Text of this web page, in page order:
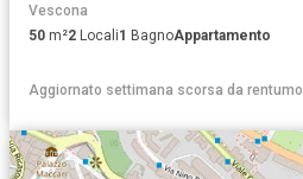
Vescona
50 m²2 Locali1 BagnoAppartamento
Aggiornato settimana scorsa da rentumo